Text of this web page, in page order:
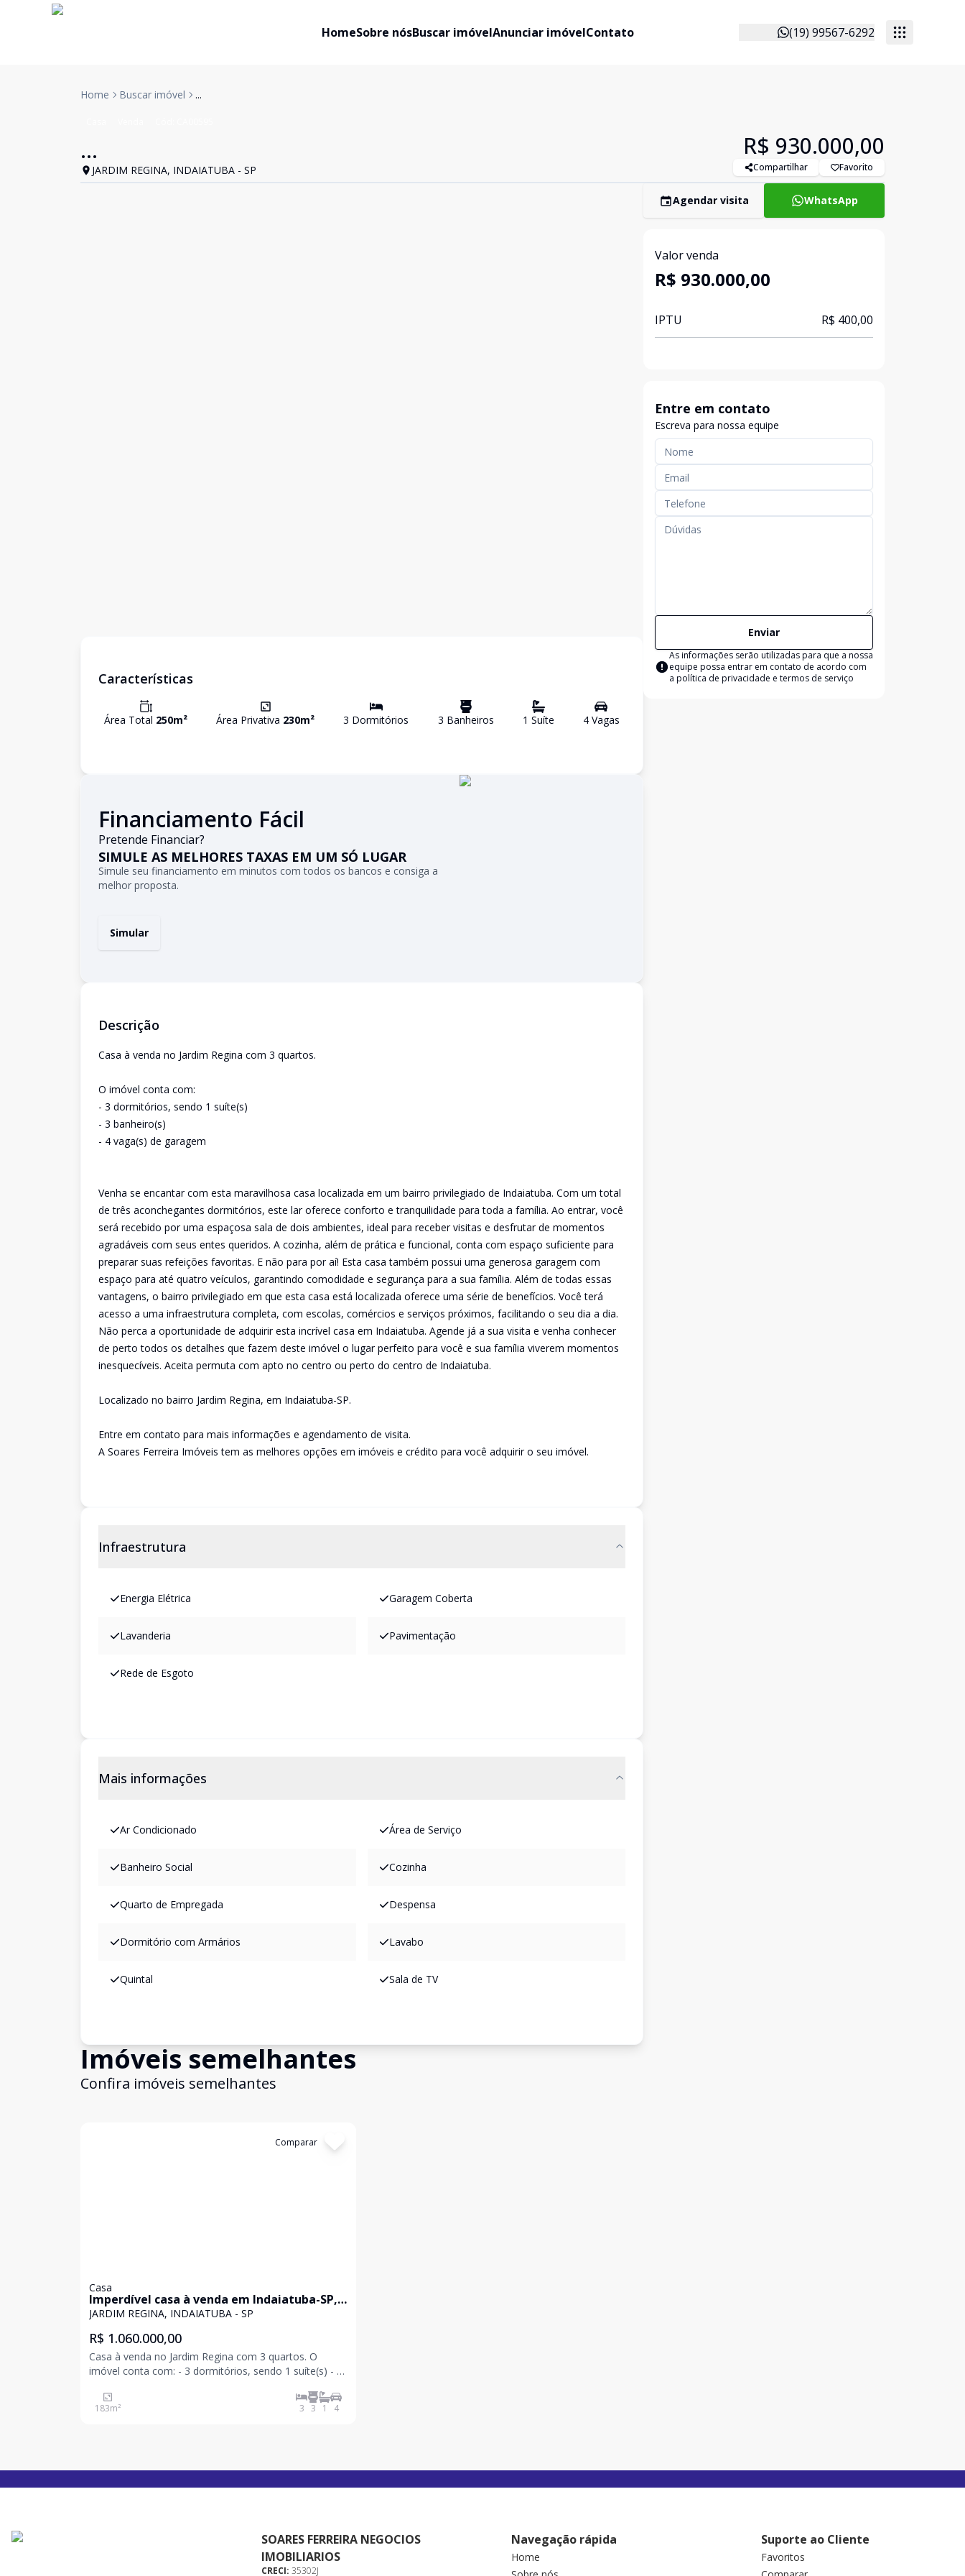
HomeSobre nósBuscar imóvelAnunciar imóvelContato (19) 99567-6292
Home Buscar imóvel ...
...
JARDIM REGINA, INDAIATUBA - SP
R$ 930.000,00
Compartilhar Favorito
Características
Área Total 250m² Área Privativa 230m² 3 Dormitórios 3 Banheiros 1 Suíte 4Vagas
Financiamento Fácil
Pretende Financiar?
SIMULE AS MELHORES TAXAS EM UM SÓ LUGAR
Simule seu financiamento em minutos com todos os bancos e consiga a
melhor proposta.
Simular
Descrição
Casa à venda no Jardim Regina com 3 quartos.
O imóvel conta com:
- 3 dormitórios, sendo 1 suíte(s)
- 3 banheiro(s)
- 4 vaga(s) de garagem
Venha se encantar com esta maravilhosa casa localizada em um bairro privilegiado de Indaiatuba. Com um total
de três aconchegantes dormitórios, este lar oferece conforto e tranquilidade para toda a família. Ao entrar, você
será recebido por uma espaçosa sala de dois ambientes, ideal para receber visitas e desfrutar de momentos
agradáveis com seus entes queridos. A cozinha, além de prática e funcional, conta com espaço suficiente para
preparar suas refeições favoritas. E não para por aí! Esta casa também possui uma generosa garagem com
espaço para até quatro veículos, garantindo comodidade e segurança para a sua família. Além de todas essas
vantagens, o bairro privilegiado em que esta casa está localizada oferece uma série de benefícios. Você terá
acesso a uma infraestrutura completa, com escolas, comércios e serviços próximos, facilitando o seu dia a dia.
Não perca a oportunidade de adquirir esta incrível casa em Indaiatuba. Agende já a sua visita e venha conhecer
de perto todos os detalhes que fazem deste imóvel o lugar perfeito para você e sua família viverem momentos
inesquecíveis. Aceita permuta com apto no centro ou perto do centro de Indaiatuba.
Localizado no bairro Jardim Regina, em Indaiatuba-SP.
Entre em contato para mais informações e agendamento de visita.
A Soares Ferreira Imóveis tem as melhores opções em imóveis e crédito para você adquirir o seu imóvel.
Infraestrutura
Energia Elétrica Garagem Coberta
Lavanderia Pavimentação
Rede de Esgoto
Mais informações
Ar Condicionado Área de Serviço
Banheiro Social Cozinha
Quarto de Empregada Despensa
Dormitório com Armários Lavabo
Quintal Sala de TV
Imóveis semelhantes
Confira imóveis semelhantes
Comparar
Casa
Imperdível casa à venda em Indaiatuba-SP,
Jardim Regina: 3 quartos, 1 suíte, 2 salas, 3
JARDIM REGINA, INDAIATUBA - SP
R$ 1.060.000,00
Casa à venda no Jardim Regina com 3 quartos. O
imóvel conta com: - 3 dormitórios, sendo 1 suíte(s) - 3
essa casa com 3 quartos, sendo 1 suíte, 2 salas, 2
banheiros e 4 vagas de garagem, totaliz
183m² 3 3 1 4
Agendar visita WhatsApp
Valor venda
R$ 930.000,00
IPTU R$ 400,00
Entre em contato
Escreva para nossa equipe
Enviar
As informações serão utilizadas para que a nossa
equipe possa entrar em contato de acordo com
a política de privacidade e termos de serviço
SOARES FERREIRA NEGOCIOS
IMOBILIARIOS
CRECI: 35302J
Navegação rápida
Home
Suporte ao Cliente
Favoritos